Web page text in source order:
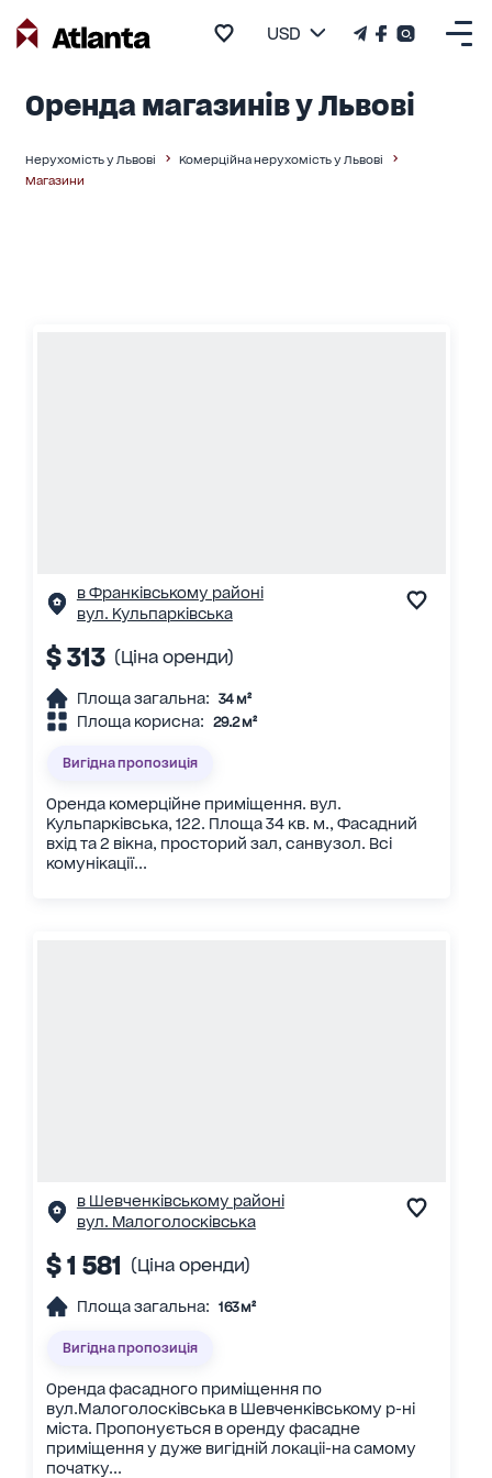
USD
Оренда магазинів у Львові
Нерухомість у Львові
Комерційна нерухомість у Львові
Магазини
в Франківському районі
вул. Кульпарківська
$ 313 (Ціна оренди)
Площа загальна: 34 м²
Площа корисна: 29.2 м²
Вигідна пропозиція
Оренда комерційне приміщення. вул.
Кульпарківська, 122. Площа 34 кв. м., Фасадний
вхід та 2 вікна, просторий зал, санвузол. Всі
комунікації...
в Шевченківському районі
вул. Малоголосківська
$ 1 581 (Ціна оренди)
Площа загальна: 163 м²
Вигідна пропозиція
Оренда фасадного приміщення по
вул.Малоголосківська в Шевченківському р-ні
міста. Пропонується в оренду фасадне
приміщення у дуже вигідній локаціі-на самому
початку...